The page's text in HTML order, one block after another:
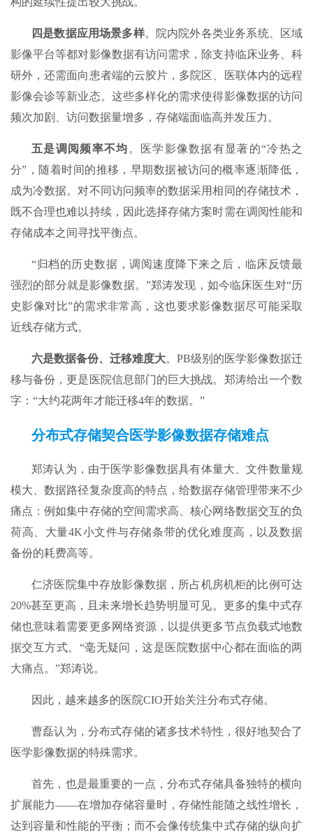
四是数据应用场景多样。院内院外各类业务系统、区域
影像平台等都对影像数据有访问需求，除支持临床业务、科
研外，还需面向患者端的云胶片，多院区、医联体内的远程
影像会诊等新业态。这些多样化的需求使得影像数据的访问
频次加剧、访问数据量增多，存储端面临高并发压力。
五是调阅频率不均 。医学影像数据有显著的“冷热之
分”，随着时间的推移，早期数据被访问的概率逐渐降低，
成为冷数据。对不同访问频率的数据采用相同的存储技术，
既不合理也难以持续，因此选择存储方案时需在调阅性能和
存储成本之间寻找平衡点。
“归档的历史数据，调阅速度降下来之后，临床反馈最
强烈的部分就是影像数据。”郑涛发现，如今临床医生对“历
史影像对比”的需求非常高，这也要求影像数据尽可能采取
近线存储方式。
六是数据备份、迁移难度大。PB级别的医学影像数据迁
移与备份，更是医院信息部门的巨大挑战。郑涛给出一个数
字：“大约花两年才能迁移4年的数据。”
分布式存储契合医学影像数据存储难点
郑涛认为，由于医学影像数据具有体量大、文件数量规
模大、数据路径复杂度高的特点，给数据存储管理带来不少
痛点：例如集中存储的空间需求高、核心网络数据交互的负
荷高、大量4K小文件与存储条带的优化难度高，以及数据
备份的耗费高等。
仁济医院集中存放影像数据，所占机房机柜的比例可达
20%甚至更高，且未来增长趋势明显可见。更多的集中式存
储也意味着需要更多网络资源，以提供更多节点负载式地数
据交互方式。“毫无疑问，这是医院数据中心都在面临的两
大痛点。”郑涛说。
因此，越来越多的医院CIO开始关注分布式存储。
曹磊认为，分布式存储的诸多技术特性，很好地契合了
医学影像数据的特殊需求。
首先，也是最重要的一点，分布式存储具备独特的横向
扩展能力——在增加存储容量时，存储性能随之线性增长，
达到容量和性能的平衡；而不会像传统集中式存储的纵向扩